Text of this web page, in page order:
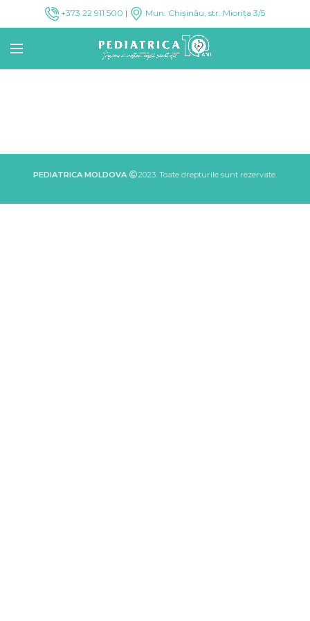
+373 22 911 500 | Mun. Chișinău, str. Miorița 3/5
PEDIATRICA MOLDOVA 2023. Toate drepturile sunt rezervate.